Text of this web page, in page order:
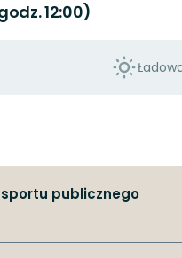
12:00)
publicznego